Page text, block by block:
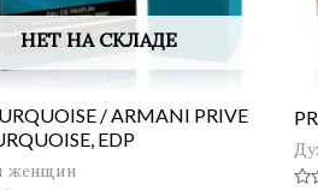
НЕТ НА СКЛАДЕ
/ ARMANI PRIVE
EDP
женщин